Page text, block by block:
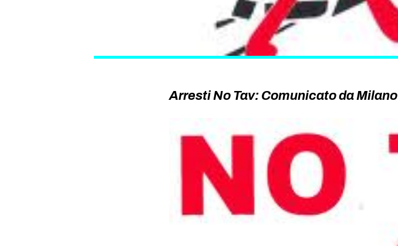
Arresti No Tav: Comunicato da Milano